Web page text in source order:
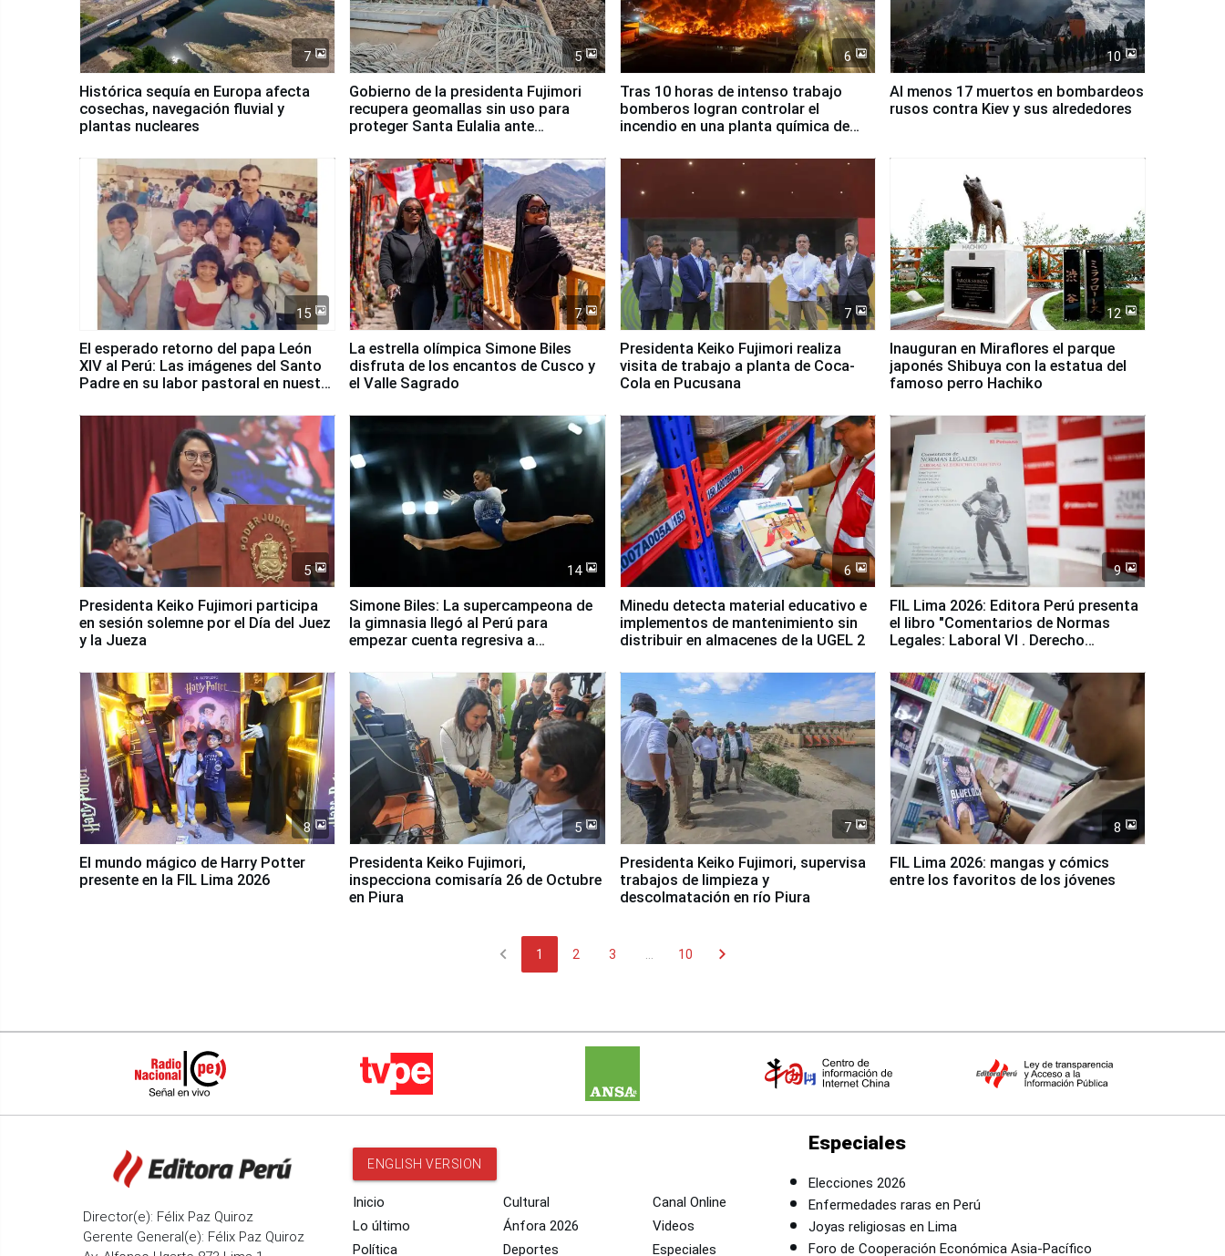
7
Histórica sequía en Europa afecta
cosechas, navegación fluvial y
plantas nucleares
5
Gobierno de la presidenta Fujimori
recupera geomallas sin uso para
proteger Santa Eulalia ante
6
Tras 10 horas de intenso trabajo
bomberos logran controlar el
incendio en una planta química de
10
Al menos 17 muertos en bombardeos
rusos contra Kiev y sus alrededores
15
El esperado retorno del papa León
XIV al Perú: Las imágenes del Santo
Padre en su labor pastoral en nuestro
7
La estrella olímpica Simone Biles
disfruta de los encantos de Cusco y
el Valle Sagrado
7
Presidenta Keiko Fujimori realiza
visita de trabajo a planta de Coca-
Cola en Pucusana
12
Inauguran en Miraflores el parque
japonés Shibuya con la estatua del
famoso perro Hachiko
5
Presidenta Keiko Fujimori participa
en sesión solemne por el Día del Juez
y la Jueza
14
Simone Biles: La supercampeona de
la gimnasia llegó al Perú para
empezar cuenta regresiva a
6
Minedu detecta material educativo e
implementos de mantenimiento sin
distribuir en almacenes de la UGEL 2
9
FIL Lima 2026: Editora Perú presenta
el libro "Comentarios de Normas
Legales: Laboral Vl . Derecho
8
El mundo mágico de Harry Potter
presente en la FIL Lima 2026
5
Presidenta Keiko Fujimori,
inspecciona comisaría 26 de Octubre
en Piura
7
Presidenta Keiko Fujimori, supervisa
trabajos de limpieza y
descolmatación en río Piura
8
FIL Lima 2026: mangas y cómics
entre los favoritos de los jóvenes
chevron_left 1 2 3 10 chevron_right
Director(e): Félix Paz Quiroz
Gerente General(e): Félix Paz Quiroz
ENGLISH VERSION
Inicio
Lo último
Política
Cultural
Ánfora 2026
Deportes
Canal Online
Videos
Especiales
Especiales
Elecciones 2026
Enfermedades raras en Perú
Joyas religiosas en Lima
Foro de Cooperación Económica Asia-Pacífico